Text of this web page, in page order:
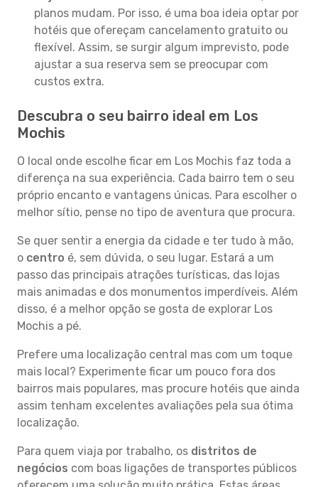
planos mudam. Por isso, é uma boa ideia optar por
hotéis que ofereçam cancelamento gratuito ou
flexível. Assim, se surgir algum imprevisto, pode
ajustar a sua reserva sem se preocupar com
custos extra.
Descubra o seu bairro ideal em Los
Mochis
O local onde escolhe ficar em Los Mochis faz toda a
diferença na sua experiência. Cada bairro tem o seu
próprio encanto e vantagens únicas. Para escolher o
melhor sítio, pense no tipo de aventura que procura.
Se quer sentir a energia da cidade e ter tudo à mão,
o centro é, sem dúvida, o seu lugar. Estará a um
passo das principais atrações turísticas, das lojas
mais animadas e dos monumentos imperdíveis. Além
disso, é a melhor opção se gosta de explorar Los
Mochis a pé.
Prefere uma localização central mas com um toque
mais local? Experimente ficar um pouco fora dos
bairros mais populares, mas procure hotéis que ainda
assim tenham excelentes avaliações pela sua ótima
localização.
Para quem viaja por trabalho, os distritos de
negócios com boas ligações de transportes públicos